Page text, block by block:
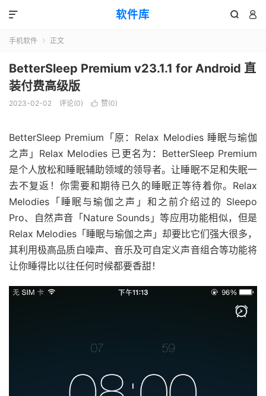
软件库  

手机软件  正文
BetterSleep Premium v23.1.1 for Android 直
装付费高级版
2023-02-02 评论(0)  赞(0)
BetterSleep Premium「原：Relax Melodies 睡眠与瑜伽
之声」Relax Melodies 已更名为：BetterSleep Premium
是个人放松和睡眠辅助领域的领导者。让睡眠不足和失眠一
去不复返！你需要和期待已久的睡眠正等待着你。Relax
Melodies「睡眠与瑜伽之声」和之前介绍过的 Sleepo
Pro、自然声音「Nature Sounds」等应用功能相似，但是
Relax Melodies「睡眠与瑜伽之声」却要比它们强大很多，
其利用极高品质白噪声、音乐及可自定义声音组合等功能将
让你睡得比以往任何时候都要香甜！